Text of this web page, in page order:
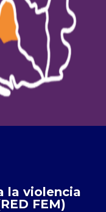
la violencia
FEM)